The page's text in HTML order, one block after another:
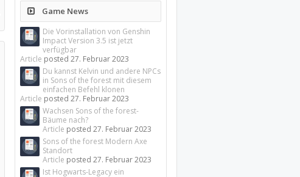
Game News
Die Vorinstallation von Genshin
Impact Version 3.5 ist jetzt
verfügbar
Article posted27. Februar 2023
Du kannst Kelvin und andere NPCs
in Sons of the forest mit diesem
einfachen Befehl klonen
Article posted27. Februar 2023
Wachsen Sons of the forest-
Bäume nach?
Article posted27. Februar 2023
Sons of the forest Modern Axe
Standort
Article posted27. Februar 2023
Ist Hogwarts-Legacy ein